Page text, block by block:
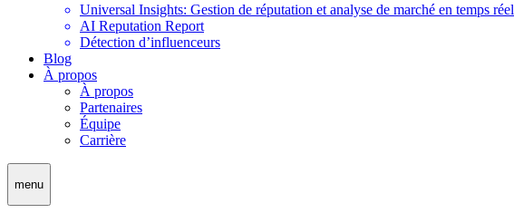
Universal Insights: Gestion de réputation et analyse de marché en temps réel
AI Reputation Report
Détection d’influenceurs
Blog
À propos
À propos
Partenaires
Équipe
Carrière
menu